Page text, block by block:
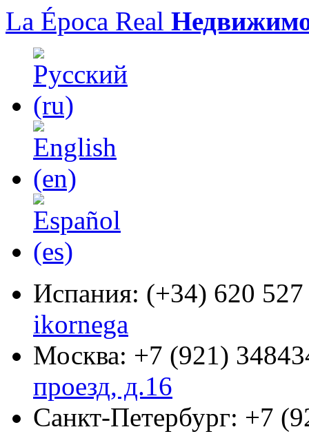
La Época Real
Испания: (+34) 620
ikornega
Москва: +7 (921)
проезд, д.16
Санкт-Петербург: +7